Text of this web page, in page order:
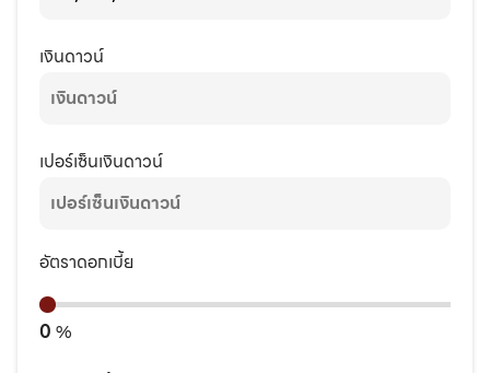
เงินดาวน์
เปอร์เซ็นเงินดาวน์
อัตราดอกเบี้ย
0 %